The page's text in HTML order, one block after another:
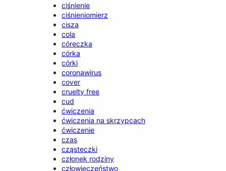
ciśnienie
ciśnieniomierz
cisza
cola
córeczka
córka
córki
coronawirus
cover
cruelty free
cud
ćwiczenia
ćwiczenia na skrzypcach
ćwiczenie
czas
cząsteczki
członek rodziny
człowieczeństwo